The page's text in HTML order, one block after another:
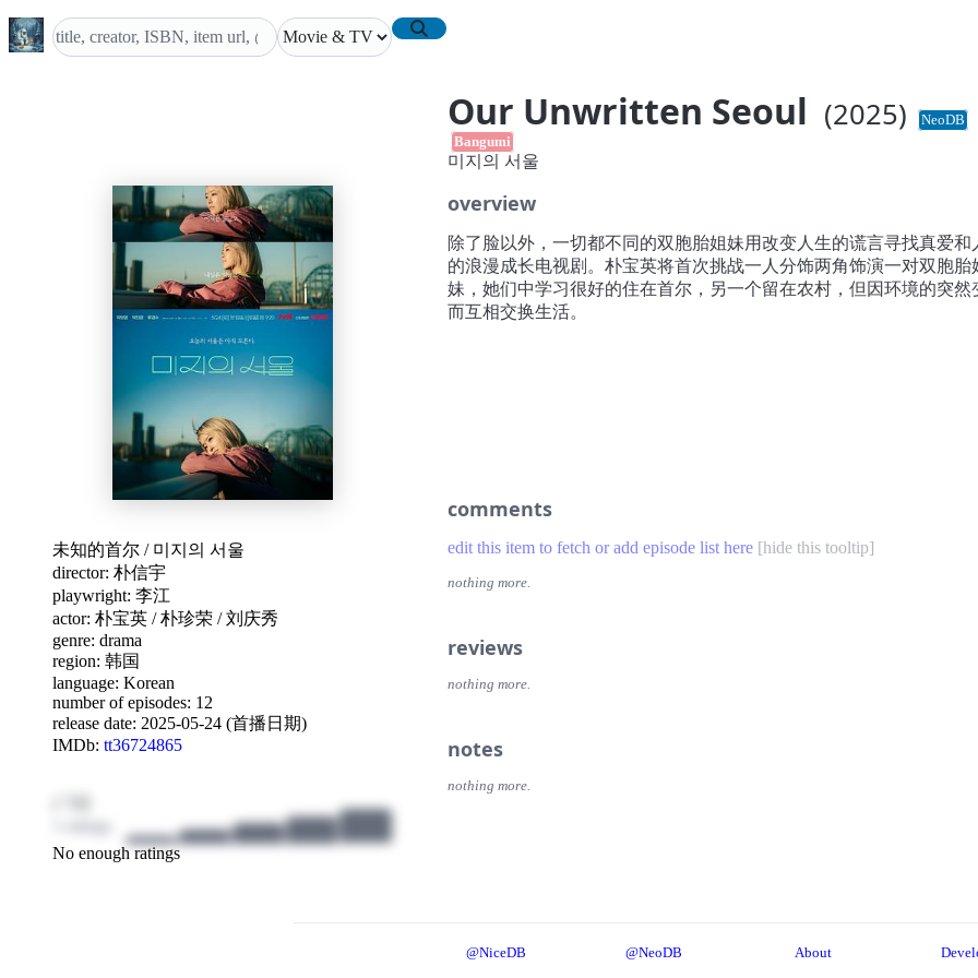
Our Unwritten Seoul (2025)
NeoDB
Bangumi
未知的首尔 / 미지의 서울
director: 朴信宇
playwright: 李江
actor: 朴宝英 /朴珍荣 /刘庆秀
genre: drama
region: 韩国
language: Korean
number of episodes: 12
release date: 2025-05-24 (首播日期)
IMDb: tt36724865
/ 10
No enough ratings
미지의 서울
overview
除了脸以外，一切都不同的双胞胎姐妹用改变人生的谎言寻找真爱和
的浪漫成长电视剧。朴宝英将首次挑战一人分饰两角饰演一对双胞胎
妹，她们中学习很好的住在首尔，另一个留在农村，但因环境的突然
而互相交换生活。
comments
edit this item to fetch or add episode list here [hide this tooltip]
nothing more.
reviews
nothing more.
notes
nothing more.
@NiceDB @NeoDB About